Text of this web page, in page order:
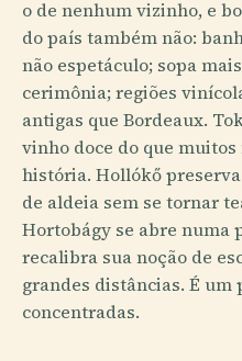
o de nenhum vizinho, e
do país também não:
não espetáculo; sopa
cerimônia; regiões
antigas que Bordeaux.
vinho doce do que
história. Hollókő
de aldeia sem se tornar
Hortobágy se abre numa
recalibra sua noção de
grandes distâncias. É um
concentradas.